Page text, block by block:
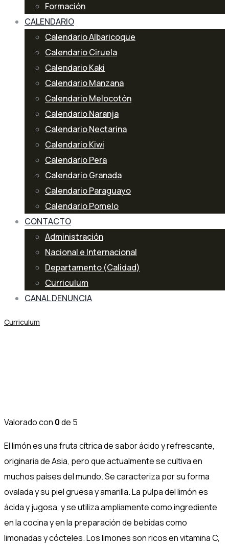
Formación
CALENDARIO
Calendario Albaricoque
Calendario Ciruela
Calendario Kaki
Calendario Manzana
Calendario Melocotón
Calendario Naranja
Calendario Nectarina
Calendario Kiwi
Calendario Pera
Calendario Granada
Calendario Paraguayo
Calendario Pomelo
CONTACTO
Administración
Nacional e Internacional
Departamento (Calidad)
Curriculum
CANAL DENUNCIA
Curriculum
Valorado con 0de 5
El limón es una fruta cítrica de sabor ácido y refrescante,
originaria de Asia, pero que actualmente se cultiva en
muchos países del mundo. Se caracteriza por su forma
ovalada y su piel gruesa y amarilla. La pulpa del limón es
ácida y jugosa, y se utiliza ampliamente como ingrediente
en la cocina y en la preparación de bebidas como
limonadas y cócteles. Los limones son ricos en vitamina C,